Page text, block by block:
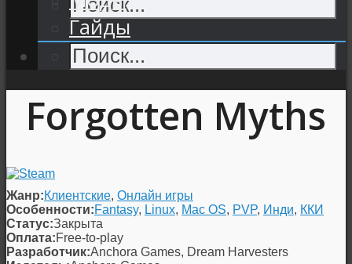
Гайды
Forgotten Myths
Жанр:Клиентские, Онлайн игры
Особенности:Fantasy, Linux, Mac OS, PVP, Инди, ККИ
Статус:Закрыта
Оплата:Free-to-play
Разработчик:Anchora Games, Dream Harvesters